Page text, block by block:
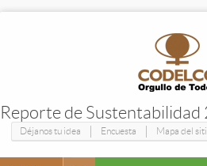
Reporte de Sustentabilidad
Déjanos tu idea Encuesta Mapa del